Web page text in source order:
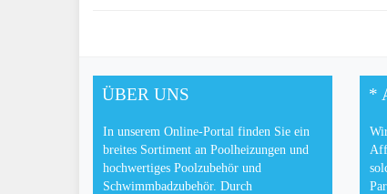
ÜBER UNS
In unserem Online-Portal finden Sie ein
breites Sortiment an Poolheizungen und
hochwertiges Poolzubehör und
Schwimmbadzubehör. Durch
*